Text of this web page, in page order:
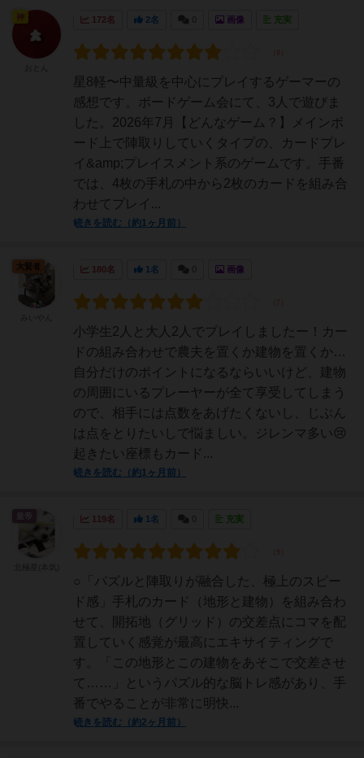
172名 2名 画像 充実
星8軽〜中量級を中心にプレイするゲーマーの
感想です。ボードゲーム会にて、3人で遊びま
した。2026年7月【どんなゲーム？】メインボ
ード上で陣取りしていくタイプの、カードプレ
イ&amp;プレイスメント系のゲームです。手番
では、4枚の手札の中から2枚のカードを組み合
わせてプレイ...
続きを読む（約1ヶ月前）
神
180名 1名 画像
小学生2人と大人2人でプレイしましたー！カー
ドの組み合わせで農夫を置くか建物を置くか…
自分だけのポイントになるならいいけど、建物
の周囲にいるプレーヤーが全て享受してしまう
ので、相手には点数をあげたくないし、じぶん
は点をとりたいしで悩ましい。ジレンマ多い😢
起きたい座標もカード...
続きを読む（約1ヶ月前）
大賢者
119名 1名 充実
○「パズルと陣取りが融合した、極上のスピー
ド感」手札のカード（地形と建物）を組み合わ
せて、開拓地（グリッド）の交差点にコマを配
置していく感覚が最高にエキサイティングで
す。「この地形とこの建物をあそこで交差させ
て……」というパズル的な脳トレ感があり、手
番でやることが非常に明快...
続きを読む（約2ヶ月前）